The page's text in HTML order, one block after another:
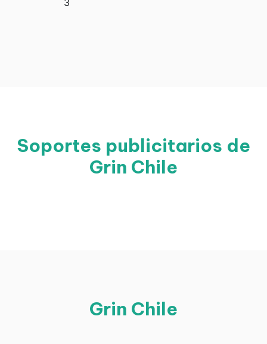
Soportes publicitarios de
Grin Chile
Grin Chile